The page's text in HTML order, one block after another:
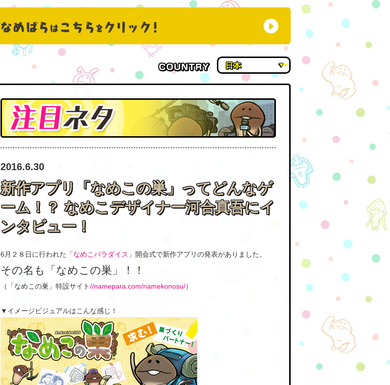
2016.6.30
新作アプリ「なめこの巣」ってどんなゲ
ーム！？ なめこデザイナー河合真吾にイ
ンタビュー！
6月２８日に行われた「なめこパラダイス 」開会式で新作アプリの発表がありました。
その名も「なめこの巣」！！
（「なめこの巣」特設サイト//namepara.com/namekonosu/）
▼イメージビジュアルはこんな感じ！